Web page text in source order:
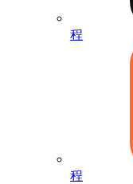
程
程